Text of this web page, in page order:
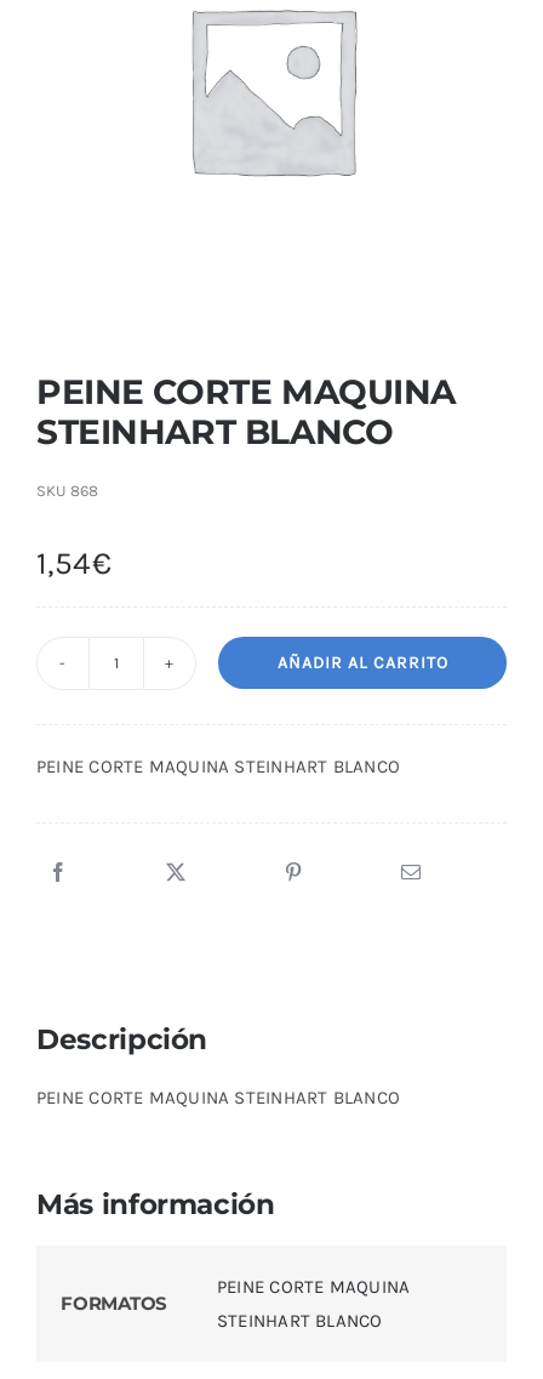
PEINE CORTE MAQUINA
STEINHART BLANCO
SKU 868
1,54€
STEINHART
AÑADIR AL CARRITO
PEINE CORTE MAQUINA STEINHART BLANCO
Descripción
PEINE CORTE MAQUINA STEINHART BLANCO
Más información
FORMATOS
PEINE CORTE MAQUINA
STEINHART BLANCO